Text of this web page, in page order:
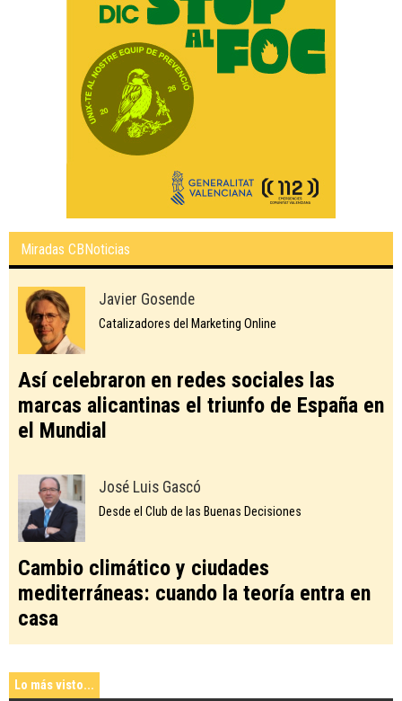
Miradas CBNoticias
Javier Gosende
Catalizadores del Marketing Online
Así celebraron en redes sociales las
marcas alicantinas el triunfo de España en
el Mundial
José Luis Gascó
Desde el Club de las Buenas Decisiones
Cambio climático y ciudades
mediterráneas: cuando la teoría entra en
casa
Lo más visto...